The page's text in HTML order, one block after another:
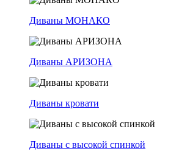
Диваны МОНАКО
Диваны АРИЗОНА
Диваны кровати
Диваны с высокой спинкой